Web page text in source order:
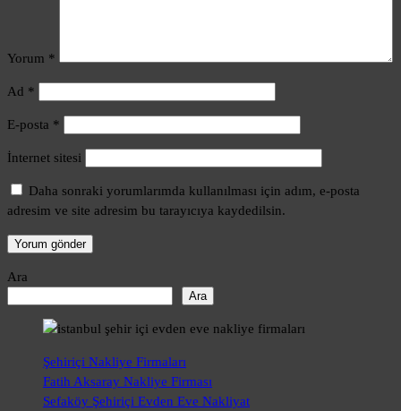
Yorum *
Ad *
E-posta *
İnternet sitesi
Daha sonraki yorumlarımda kullanılması için adım, e-posta
adresim ve site adresim bu tarayıcıya kaydedilsin.
Ara
Ara
Şehiriçi Nakliye Firmaları
Fatih Aksaray Nakliye Firması
Sefaköy Şehiriçi Evden Eve Nakliyat